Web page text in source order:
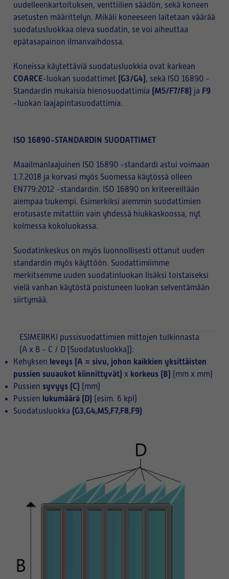
uudelleenkartoituksen, venttiilien säädön, sekä koneen
asetusten määrittelyn. Mikäli koneeseen laitetaan väärää
suodatusluokkaa oleva suodatin, se voi aiheuttaa
epätasapainon ilmanvaihdossa.
Koneissa käytettäviä suodatusluokkia ovat karkean
COARCE-luokan suodattimet (G3/G4), sekä ISO 16890 -
Standardin mukaisia hienosuodattimia (M5/F7/F8) ja F9
-luokan laajapintasuodattimia.
ISO 16890-STANDARDIN SUODATTIMET
Maailmanlaajuinen ISO 16890 -standardi astui voimaan
1.7.2018 ja korvasi myös Suomessa käytössä olleen
EN779:2012 -standardin. ISO 16890 on kriteereiltään
aiempaa tiukempi. Esimerkiksi aiemmin suodattimien
erotusaste mitattiin vain yhdessä hiukkaskoossa, nyt
kolmessa kokoluokassa.
Suodatinkeskus on myös luonnollisesti ottanut uuden
standardin myös käyttöön. Suodattimiimme
merkitsemme uuden suodatinluokan lisäksi toistaiseksi
vielä vanhan käytöstä poistuneen luokan selventämään
siirtymää.
ESIMERKKI pussisuodattimien mittojen tulkinnasta
(A x B - C / D [Suodatusluokka]):
Kehyksen leveys (A = sivu, johon kaikkien yksittäisten
pussien suuaukot kiinnittyvät) x korkeus (B) (mm x mm)
Pussien syvyys (C) (mm)
Pussien lukumäärä (D) (esim. 6 kpl)
Suodatusluokka (G3,G4,M5,F7,F8,F9)